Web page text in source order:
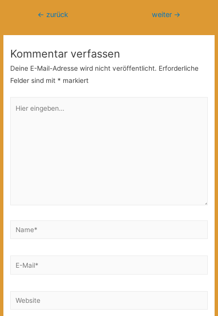
Beitragsnavigation
← zurück weiter →
Kommentar verfassen
Deine E-Mail-Adresse wird nicht veröffentlicht. Erforderliche
Felder sind mit * markiert
eingeben…
Name*
E-
Website